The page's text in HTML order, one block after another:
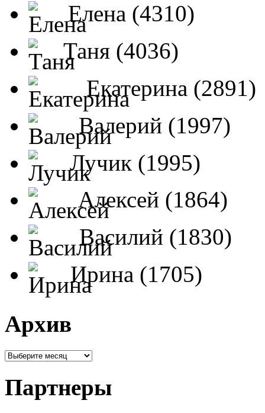
Елена (4310)
Таня (4036)
Екатерина (2891)
Валерий (1997)
Лучик (1995)
Алексей (1864)
Василий (1830)
Ирина (1705)
Архив
Партнеры